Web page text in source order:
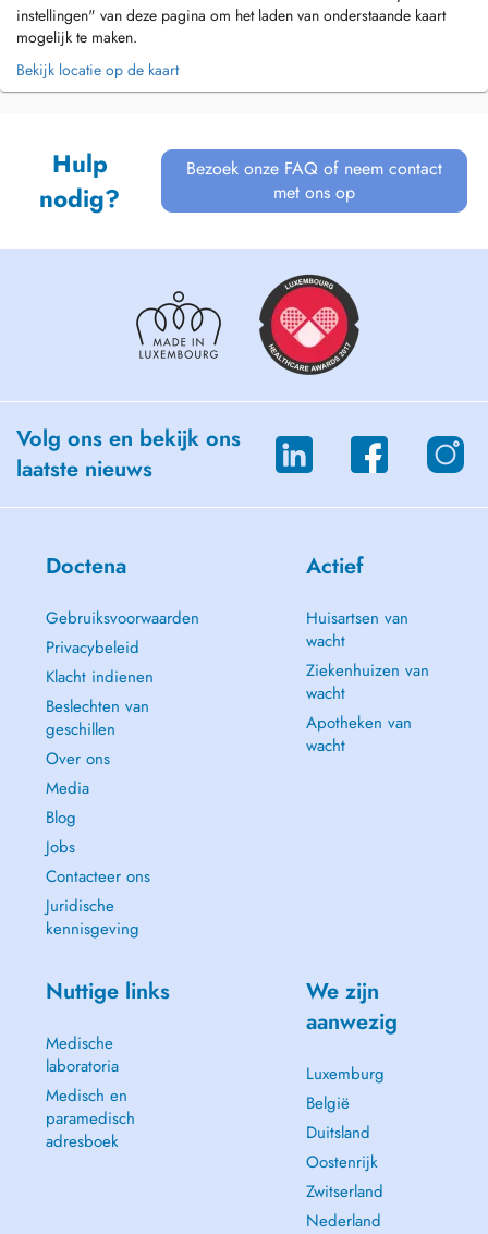
instellingen" van deze pagina om het laden van onderstaande kaart
mogelijk te maken.
Bekijk locatie op de kaart
Hulp
nodig?
Bezoek onze FAQ of neem contact
met ons op
Volg ons en bekijk ons
laatste nieuws
Doctena
Gebruiksvoorwaarden
Privacybeleid
Klacht indienen
Beslechten van
geschillen
Over ons
Media
Blog
Jobs
Contacteer ons
Juridische
kennisgeving
Actief
Huisartsen van
wacht
Ziekenhuizen van
wacht
Apotheken van
wacht
Nuttige links
Medische
laboratoria
Medisch en
paramedisch
adresboek
We zijn
aanwezig
Luxemburg
België
Duitsland
Oostenrijk
Zwitserland
Nederland